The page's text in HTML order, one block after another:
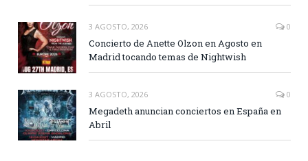
3 AGOSTO, 2026 0
Concierto de Anette Olzon en Agosto en
Madrid tocando temas de Nightwish
3 AGOSTO, 2026 0
Megadeth anuncian conciertos en España en
Abril